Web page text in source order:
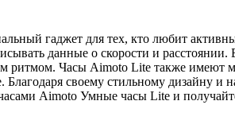
гаджет для тех, кто любит
данные о скорости и
ритмом. Часы Aimoto Lite также
своему стильному дизайну
Aimoto Умные часы Lite и